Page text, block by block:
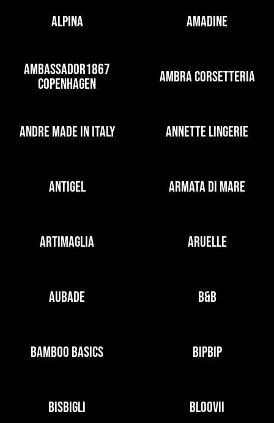
ALPINA AMADINE
AMBASSADOR1867
COPENHAGEN
AMBRA CORSETTERIA
ANDRE MADE IN ITALY ANNETTE LINGERIE
ANTIGEL ARMATA DI MARE
ARTIMAGLIA ARUELLE
AUBADE B&B
BAMBOO BASICS BIPBIP
BISBIGLI BLOOVII